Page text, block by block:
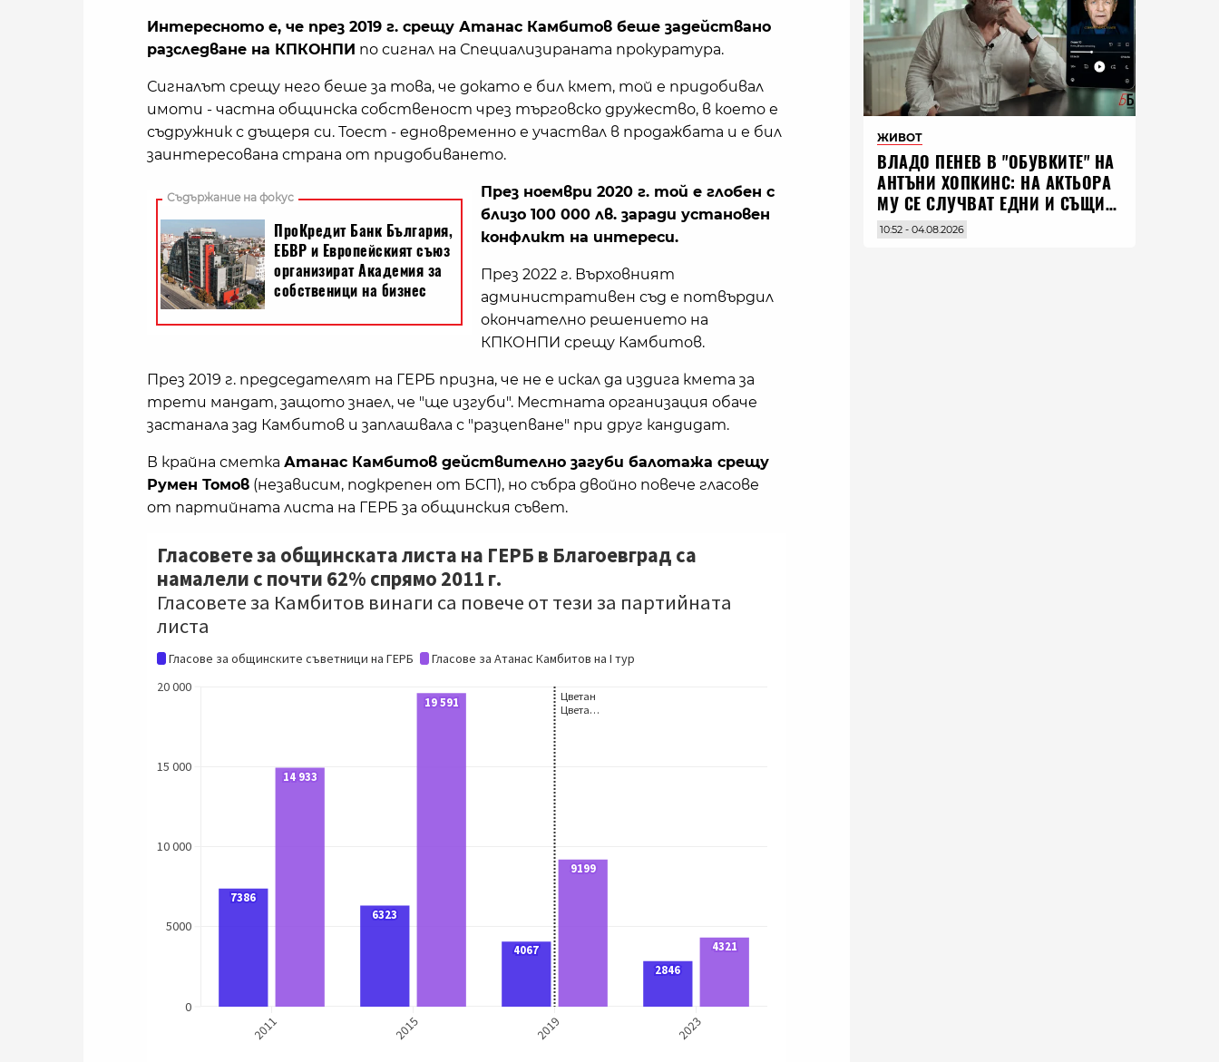
Интересното е, че през 2019 г. срещу Атанас Камбитов беше задействано
разследване на КПКОНПИ по сигнал на Специализираната прокуратура.
Сигналът срещу него беше за това, че докато е бил кмет, той е придобивал
имоти - частна общинска собственост чрез търговско дружество, в което е
съдружник с дъщеря си. Тоест - едновременно е участвал в продажбата и е бил
заинтересована страна от придобиването.
През ноември 2020 г. той е глобен с
близо 100 000 лв. заради установен
конфликт на интереси.
През 2022 г. Върховният
административен съд е потвърдил
окончателно решението на
КПКОНПИ срещу Камбитов.
През 2019 г. председателят на ГЕРБ призна, че не е искал да издига кмета за
трети мандат, защото знаел, че "ще изгуби". Местната организация обаче
застанала зад Камбитов и заплашвала с "разцепване" при друг кандидат.
В крайна сметка Атанас Камбитов действително загуби балотажа срещу
Румен Томов (независим, подкрепен от БСП), но събра двойно повече гласове
от партийната листа на ГЕРБ за общинския съвет.
ЖИВОТ
ВЛАДO ПЕНЕВ В "ОБУВКИТЕ" НА
АНТЪНИ ХОПКИНС: НА АКТЬОРА
МУ СЕ СЛУЧВАТ ЕДНИ И СЪЩИ
НЕЩА ПО ЦЕЛИЯ СВЯТ
10:52 - 04.08.2026